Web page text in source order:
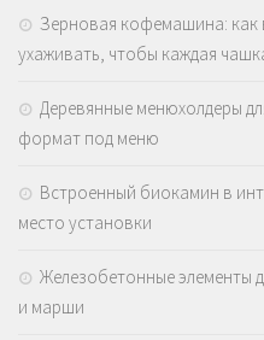
Зерновая кофемашина: как
ухаживать, чтобы каждая
Деревянные менюхолдеры
формат под меню
Встроенный биокамин в
место установки
Железобетонные элементы
и марши